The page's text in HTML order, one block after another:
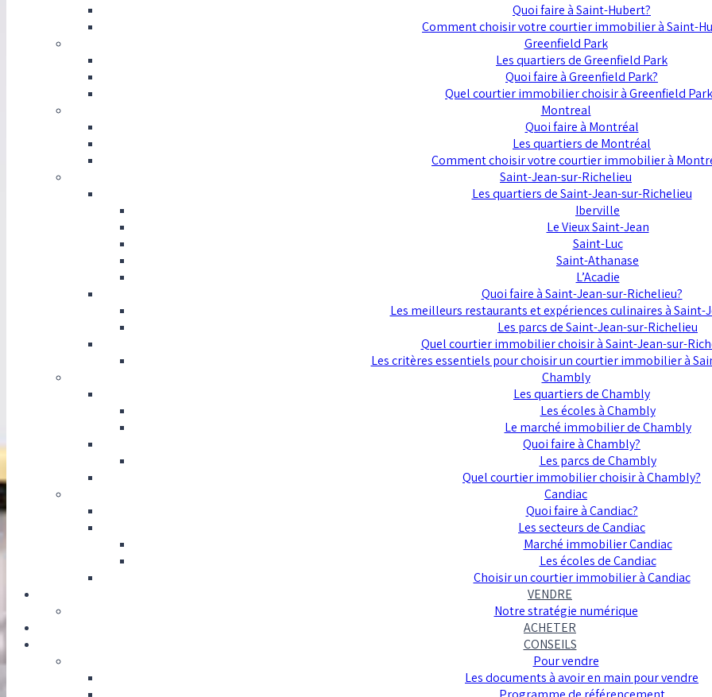
Quoi faire à Saint-Hubert?
Comment choisir votre courtier immobilier à Saint-
Greenfield Park
Les quartiers de Greenfield Park
Quoi faire à Greenfield Park?
Quel courtier immobilier choisir à Greenfield
Montreal
Quoi faire à Montréal
Les quartiers de Montréal
Comment choisir votre courtier immobilier à
Saint-Jean-sur-Richelieu
Les quartiers de Saint-Jean-sur-Richelieu
Iberville
Le Vieux Saint-Jean
Saint-Luc
Saint-Athanase
L’Acadie
Quoi faire à Saint-Jean-sur-Richelieu?
Les meilleurs restaurants et expériences culinaires à Saint-
Les parcs de Saint-Jean-sur-Richelieu
Quel courtier immobilier choisir à Saint-Jean-sur-
Les critères essentiels pour choisir un courtier immobilier à
Chambly
Les quartiers de Chambly
Les écoles à Chambly
Le marché immobilier de Chambly
Quoi faire à Chambly?
Les parcs de Chambly
Quel courtier immobilier choisir à Chambly?
Candiac
Quoi faire à Candiac?
Les secteurs de Candiac
Marché immobilier Candiac
Les écoles de Candiac
Choisir un courtier immobilier à Candiac
VENDRE
Notre stratégie numérique
ACHETER
CONSEILS
Pour vendre
Les documents à avoir en main pour vendre